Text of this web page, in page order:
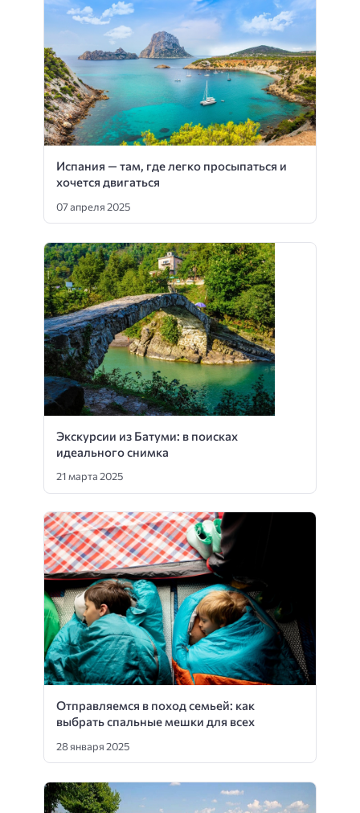
Испания — там, где легко просыпаться и
хочется двигаться
07 апреля 2025
Экскурсии из Батуми: в поисках
идеального снимка
21 марта 2025
Отправляемся в поход семьей: как
выбрать спальные мешки для всех
28 января 2025